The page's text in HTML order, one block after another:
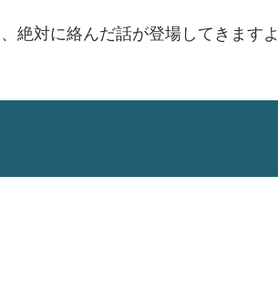
絶対に絡んだ話が登場してきますよ